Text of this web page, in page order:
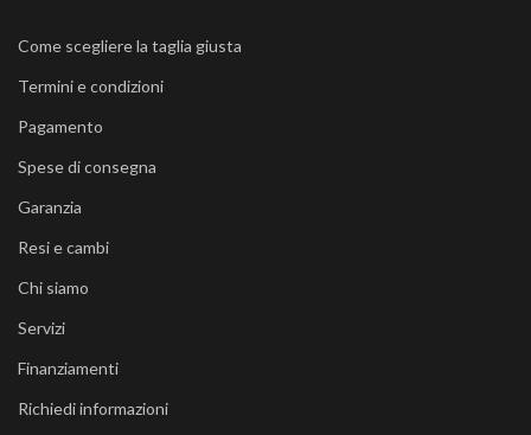
Come scegliere la taglia giusta
Termini e condizioni
Pagamento
Spese di consegna
Garanzia
Resi e cambi
Chi siamo
Servizi
Finanziamenti
Richiedi informazioni